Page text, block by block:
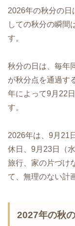
2026年の秋分の日
しての秋分の瞬間
す。
秋分の日は、毎年
が秋分点を通過す
年によって9月22
す。
2026年は、9月21
休日、9月23日（
旅行、家の片づけ
て、無理のない計
2027年の秋